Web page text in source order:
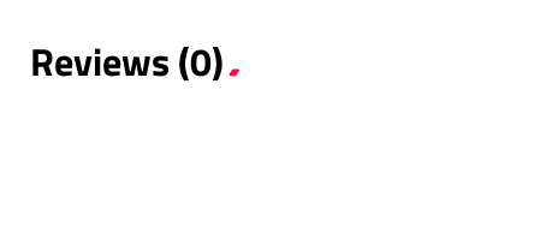
Reviews (0)